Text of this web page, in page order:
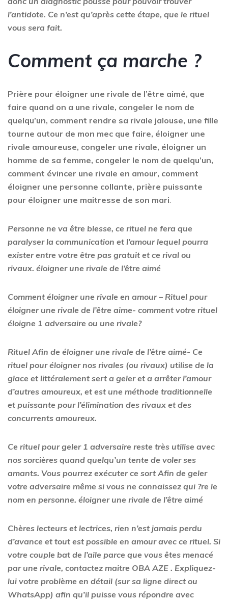
l’antidote. Ce n’est qu’après cette étape, que le rituel
vous sera fait.
Comment ça marche ?
Prière pour éloigner une rivale de l’être aimé, que
faire quand on a une rivale, congeler le nom de
quelqu’un, comment rendre sa rivale jalouse, une fille
tourne autour de mon mec que faire, éloigner une
rivale amoureuse, congeler une rivale, éloigner un
homme de sa femme, congeler le nom de quelqu’un,
comment évincer une rivale en amour, comment
éloigner une personne collante, prière puissante
pour éloigner une maitresse de son mari.
Personne ne va être blesse, ce rituel ne fera que
paralyser la communication et l’amour lequel pourra
exister entre votre être pas gratuit et ce rival ou
rivaux. éloigner une rivale de l’être aimé
Comment éloigner une rivale en amour – Rituel pour
éloigner une rivale de l’être aime- comment votre rituel
éloigne 1 adversaire ou une rivale?
Rituel Afin de éloigner une rivale de l’être aimé- Ce
rituel pour éloigner nos rivales (ou rivaux) utilise de la
glace et littéralement sert a geler et a arrêter l’amour
d’autres amoureux, et est une méthode traditionnelle
et puissante pour l’élimination des rivaux et des
concurrents amoureux.
Ce rituel pour geler 1 adversaire reste très utilise avec
nos sorcières quand quelqu’un tente de voler ses
amants. Vous pourrez exécuter ce sort Afin de geler
votre adversaire même si vous ne connaissez qui ?re le
nom en personne. éloigner une rivale de l’être aimé
Chères lecteurs et lectrices, rien n’est jamais perdu
d’avance et tout est possible en amour avec ce rituel. Si
votre couple bat de l’aile parce que vous êtes menacé
par une rivale, contactez maitre OBA AZE . Expliquez-
lui votre problème en détail (sur sa ligne direct ou
WhatsApp) afin qu’il puisse vous répondre avec